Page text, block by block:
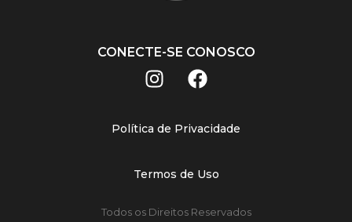
CONECTE-SE CONOSCO
Política de Privacidade
Termos de Uso
Todos os Direitos Reservados